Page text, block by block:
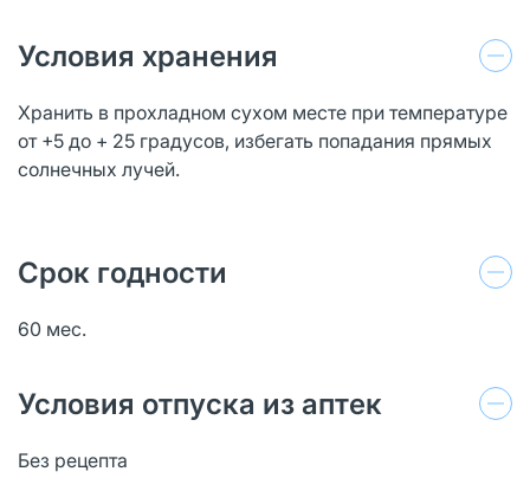
Условия хранения
Хранить в прохладном сухом месте при температуре
от +5 до + 25 градусов, избегать попадания прямых
солнечных лучей.
Срок годности
60 мес.
Условия отпуска из аптек
Без рецепта